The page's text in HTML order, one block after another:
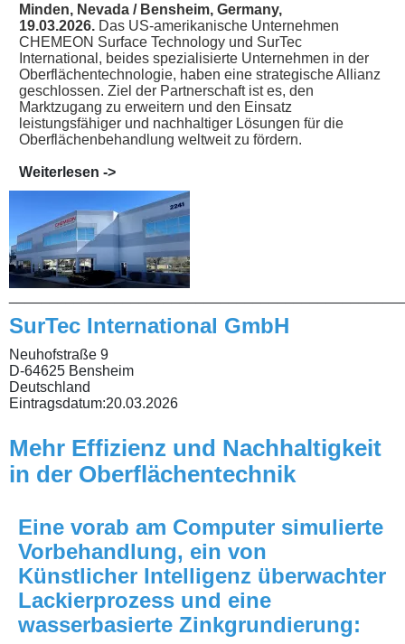
Minden, Nevada / Bensheim, Germany,
19.03.2026. Das US-amerikanische Unternehmen
CHEMEON Surface Technology und SurTec
International, beides spezialisierte Unternehmen in der
Oberflächentechnologie, haben eine strategische Allianz
geschlossen. Ziel der Partnerschaft ist es, den
Marktzugang zu erweitern und den Einsatz
leistungsfähiger und nachhaltiger Lösungen für die
Oberflächenbehandlung weltweit zu fördern.
Weiterlesen ->
SurTec International GmbH
Neuhofstraße 9
D-64625 Bensheim
Deutschland
Eintragsdatum:20.03.2026
Mehr Effizienz und Nachhaltigkeit
in der Oberflächentechnik
Eine vorab am Computer simulierte
Vorbehandlung, ein von
Künstlicher Intelligenz überwachter
Lackierprozess und eine
wasserbasierte Zinkgrundierung: